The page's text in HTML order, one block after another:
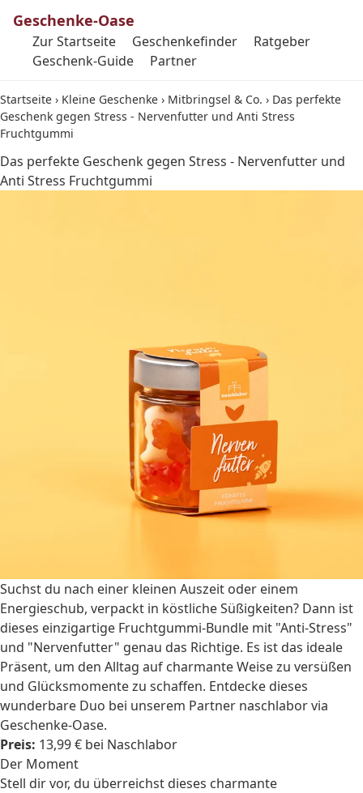
Geschenke-Oase
Zur Startseite Geschenkefinder
Ratgeber
Geschenk-Guide
Partner
Startseite › Kleine Geschenke › Mitbringsel & Co. › Das perfekte
Geschenk gegen Stress - Nervenfutter und Anti Stress
Fruchtgummi
Das perfekte Geschenk gegen Stress - Nervenfutter und
Anti Stress Fruchtgummi
Suchst du nach einer kleinen Auszeit oder einem
Energieschub, verpackt in köstliche Süßigkeiten? Dann ist
dieses einzigartige Fruchtgummi-Bundle mit "Anti-Stress"
und "Nervenfutter" genau das Richtige. Es ist das ideale
Präsent, um den Alltag auf charmante Weise zu versüßen
und Glücksmomente zu schaffen. Entdecke dieses
wunderbare Duo bei unserem Partner naschlabor via
Geschenke-Oase.
Preis: 13,99 € bei Naschlabor
Der Moment
Stell dir vor, du überreichst dieses charmante